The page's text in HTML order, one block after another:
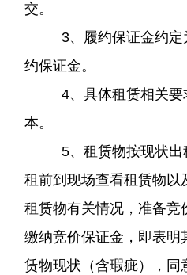
交。
3、履约保证金约
约保证金。
4、具体租赁相关
本。
5、租赁物按现状
租前到现场查看租赁物以
租赁物有关情况，准备竞
缴纳竞价保证金，即表明
赁物现状（含瑕疵），同